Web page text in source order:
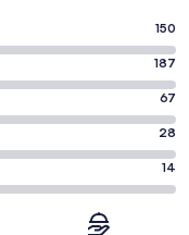
150
187
67
28
14